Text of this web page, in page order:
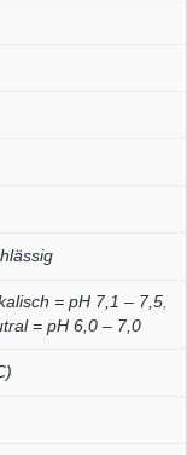
= pH 7,1 – 7,5
= pH 6,0 – 7,0